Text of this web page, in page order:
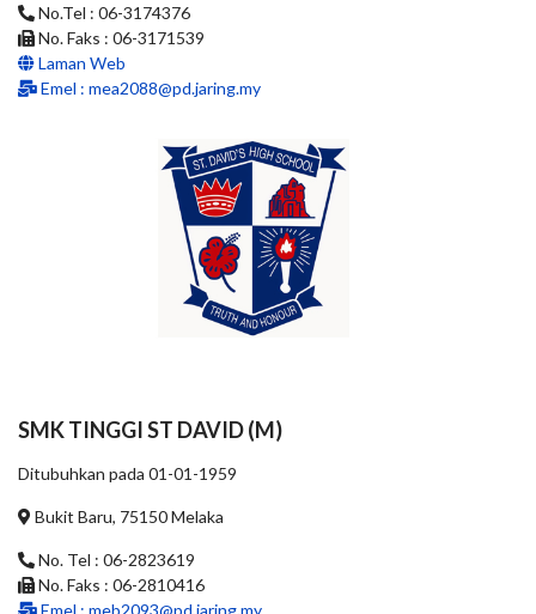
No.Tel : 06-3174376
No. Faks : 06-3171539
Laman Web
Emel : mea2088@pd.jaring.my
SMK TINGGI ST DAVID (M)
Ditubuhkan pada 01-01-1959
Bukit Baru, 75150 Melaka
No. Tel : 06-2823619
No. Faks : 06-2810416
Emel : meb2093@pd.jaring.my